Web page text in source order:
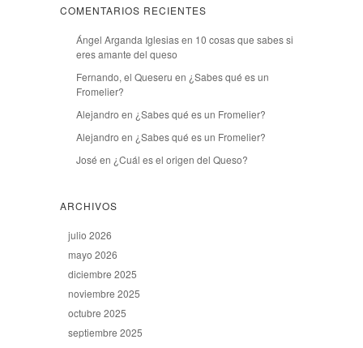
COMENTARIOS RECIENTES
Ángel Arganda Iglesiasen 10 cosas que sabes si
eres amante del queso
Fernando, el Queseru en ¿Sabes qué es un
Fromelier?
Alejandro en ¿Sabes qué es un Fromelier?
Alejandro en ¿Sabes qué es un Fromelier?
José en ¿Cuál es el origen del Queso?
ARCHIVOS
julio 2026
mayo 2026
diciembre 2025
noviembre 2025
octubre 2025
septiembre 2025